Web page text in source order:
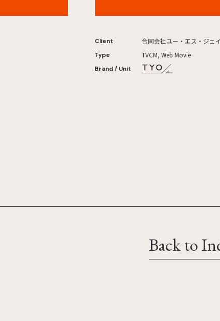
Client 合同会社ユー・エス・ジェイ
Type TVCM, Web Movie
Brand / Unit
Back to